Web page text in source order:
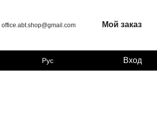
office.abt.shop@gmail.com Мой заказ
Рус Вход